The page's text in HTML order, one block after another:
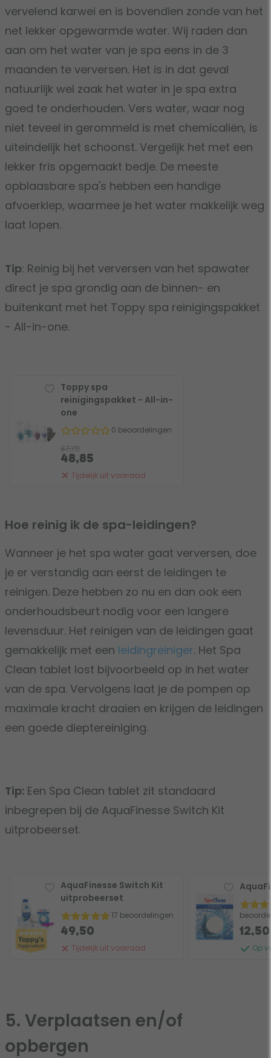
vervelend karwei en is bovendien zonde van het
net lekker opgewarmde water. Wij raden dan
aan om het water van je spa eens in de 3
maanden te verversen. Het is in dat geval
natuurlijk wel zaak het water in je spa extra
goed te onderhouden. Vers water, waar nog
niet teveel in gerommeld is met chemicaliën, is
uiteindelijk het schoonst. Vergelijk het met een
lekker fris opgemaakt bedje. De meeste
opblaasbare spa's hebben een handige
afvoerklep, waarmee je het water makkelijk weg
laat lopen.
Tip: Reinig bij het verversen van het spawater
direct je spa grondig aan de binnen- en
buitenkant met het Toppy spa reinigingspakket
- All-in-one.
Toppy spa
reinigingspakket - All-in-
one
0 beoordelingen
Tijdelijk uit voorraad
67,75
48,85
Hoe reinig ik de spa-leidingen?
Wanneer je het spa water gaat verversen, doe
je er verstandig aan eerst de leidingen te
reinigen. Deze hebben zo nu en dan ook een
onderhoudsbeurt nodig voor een langere
levensduur. Het reinigen van de leidingen gaat
gemakkelijk met een leidingreiniger. Het Spa
Clean tablet lost bijvoorbeeld op in het water
van de spa. Vervolgens laat je de pompen op
maximale kracht draaien en krijgen de leidingen
een goede dieptereiniging.
Tip: Een Spa Clean tablet zit standaard
inbegrepen bij de AquaFinesse Switch Kit
uitprobeerset.
AquaFinesse Switch Kit
uitprobeerset
17 beoordelingen
Tijdelijk uit voorraad
49,50
Op
12,50
5. Verplaatsen en/of
opbergen